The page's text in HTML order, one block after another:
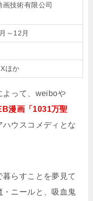
画技術有限公司
～12月
ほか
よって、weiboや
漫画「1031万聖
ウスコメディとな
らすことを夢見て
ニールと、吸血鬼